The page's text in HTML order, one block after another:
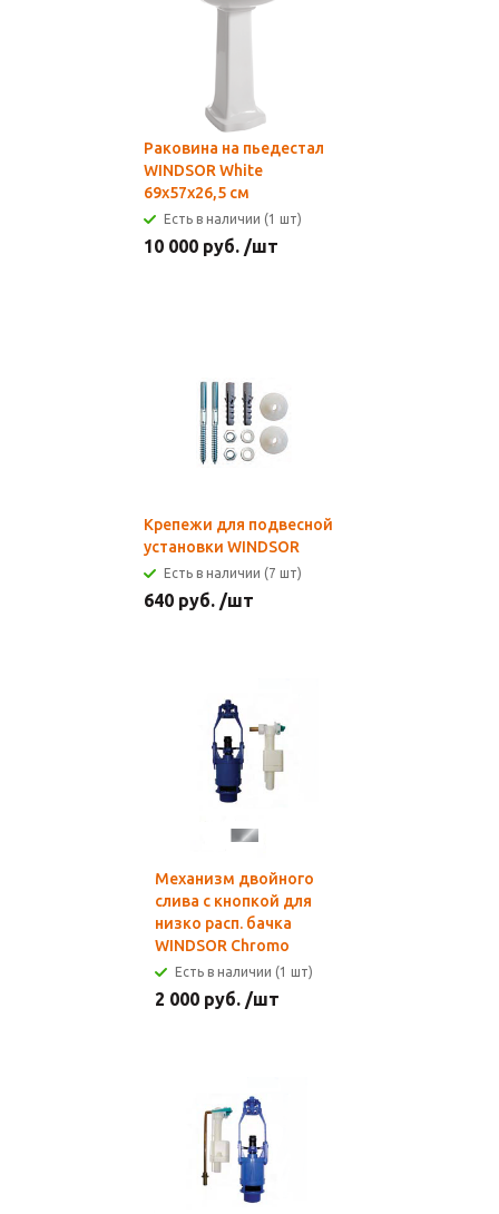
Раковина на пьедестал
WINDSOR White
69x57x26,5 см
Есть в наличии (1 шт)
10 000 руб. /шт
Крепежи для подвесной
установки WINDSOR
Есть в наличии (7 шт)
640 руб. /шт
Механизм двойного
слива с кнопкой для
низко расп. бачка
WINDSOR Chromo
Есть в наличии (1 шт)
2 000 руб. /шт